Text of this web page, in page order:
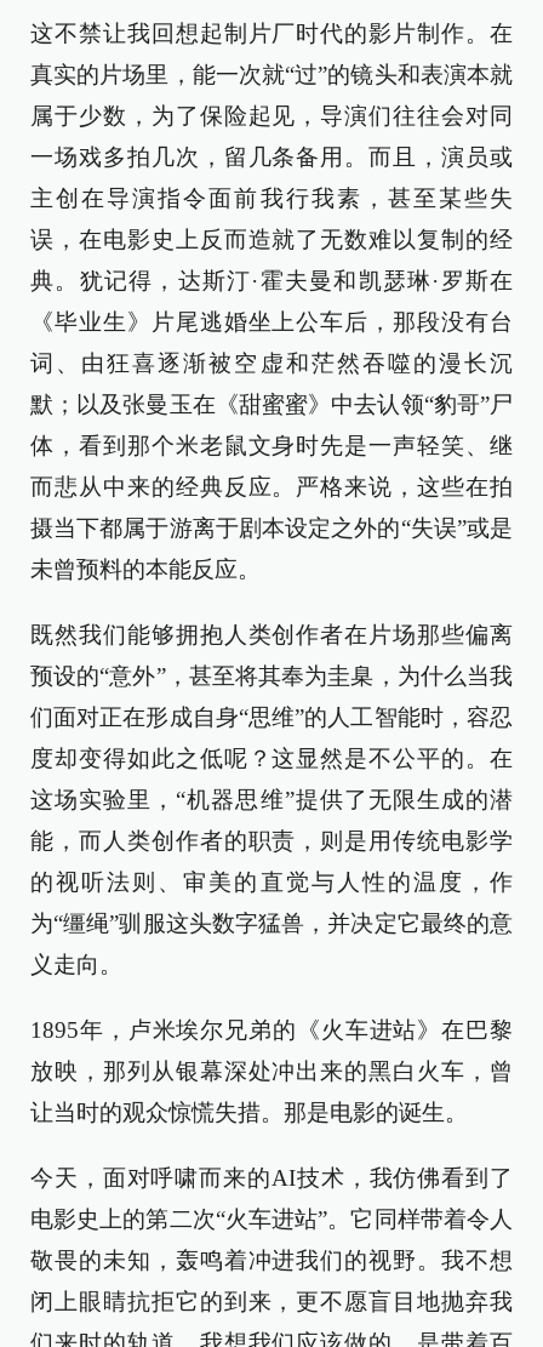
这不禁让我回想起制片厂时代的影片制作。在
真实的片场里，能一次就“过”的镜头和表演本就
属于少数，为了保险起见，导演们往往会对同
一场戏多拍几次，留几条备用。而且，演员或
主创在导演指令面前我行我素，甚至某些失
误，在电影史上反而造就了无数难以复制的经
典。犹记得，达斯汀·霍夫曼和凯瑟琳·罗斯在
《毕业生》片尾逃婚坐上公车后，那段没有台
词、由狂喜逐渐被空虚和茫然吞噬的漫长沉
默；以及张曼玉在《甜蜜蜜》中去认领“豹哥”尸
体，看到那个米老鼠文身时先是一声轻笑、继
而悲从中来的经典反应。严格来说，这些在拍
摄当下都属于游离于剧本设定之外的“失误”或是
未曾预料的本能反应。
既然我们能够拥抱人类创作者在片场那些偏离
预设的“意外”，甚至将其奉为圭臬，为什么当我
们面对正在形成自身“思维”的人工智能时，容忍
度却变得如此之低呢？这显然是不公平的。在
这场实验里，“机器思维”提供了无限生成的潜
能，而人类创作者的职责，则是用传统电影学
的视听法则、审美的直觉与人性的温度，作
为“缰绳”驯服这头数字猛兽，并决定它最终的意
义走向。
1895年，卢米埃尔兄弟的《火车进站》在巴黎
放映，那列从银幕深处冲出来的黑白火车，曾
让当时的观众惊慌失措。那是电影的诞生。
今天，面对呼啸而来的AI技术，我仿佛看到了
电影史上的第二次“火车进站”。它同样带着令人
敬畏的未知，轰鸣着冲进我们的视野。我不想
闭上眼睛抗拒它的到来，更不愿盲目地抛弃我